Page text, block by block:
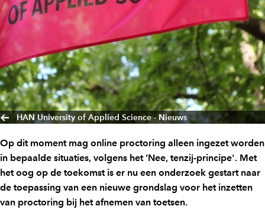
HAN University of Applied Science - Nieuws
Op dit moment mag online proctoring alleen ingezet worden
in bepaalde situaties, volgens het ‘Nee, tenzij-principe'. Met
het oog op de toekomst is er nu een onderzoek gestart naar
de toepassing van een nieuwe grondslag voor het inzetten
van proctoring bij het afnemen van toetsen.